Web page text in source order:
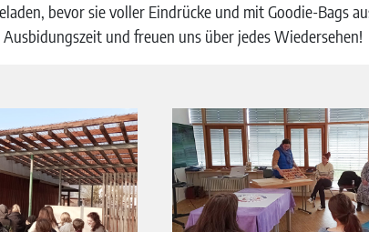
bevor sie voller Eindrücke und mit Goodie-Bags
und freuen uns über jedes Wiedersehen!